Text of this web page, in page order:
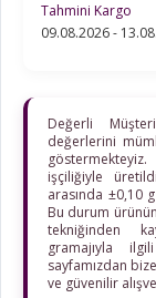
Tahmini Kargo
09.08.2026 -
Değerli
değerlerini
işçiliğiyle
arasında ±0,10
Bu durum
tekniğinden
gramajıyla
sayfamızdan
ve güvenilir